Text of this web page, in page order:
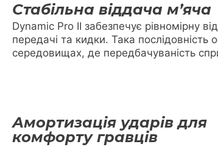
Стабільна віддача м’яча
Dynamic Pro II забезпечує рівномірну
передачі та кидки. Така послідовність
середовищах, де передбачуваність
Амортизація ударів для
комфорту гравців